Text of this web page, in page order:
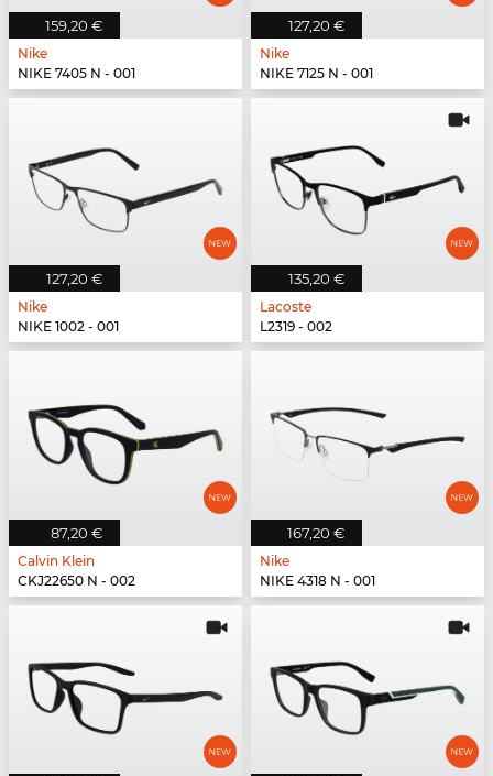
159,20 €
Nike
NIKE 7405 N - 001
127,20 €
Nike
NIKE 7125 N - 001
127,20 €
Nike
NIKE 1002 - 001
135,20 €
Lacoste
L2319 - 002
87,20 €
Calvin Klein
CKJ22650 N - 002
167,20 €
Nike
NIKE 4318 N - 001